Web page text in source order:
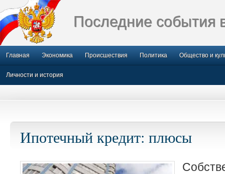
Последние события
Главная Экономика Происшествия Политика Общество и
Личности и история
Ипотечный кредит: плюсы